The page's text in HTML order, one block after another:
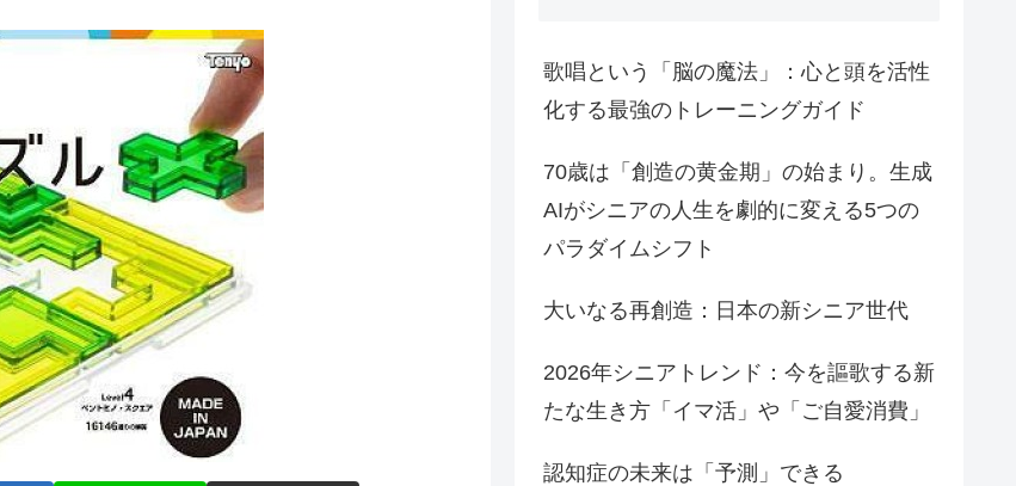
歌唱という「脳の魔法」：心と頭を活性
化する最強のトレーニングガイド
70歳は「創造の黄金期」の始まり。生成
AIがシニアの人生を劇的に変える5つの
パラダイムシフト
大いなる再創造：日本の新シニア世代
2026年シニアトレンド：今を謳歌する新
たな生き方「イマ活」や「ご自愛消費」
認知症の未来は「予測」できる